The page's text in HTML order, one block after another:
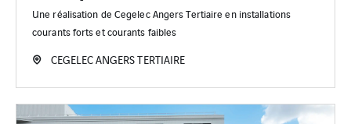
Une réalisation de Cegelec Angers Tertiaire en installations
courants forts et courants faibles
CEGELEC ANGERS TERTIAIRE